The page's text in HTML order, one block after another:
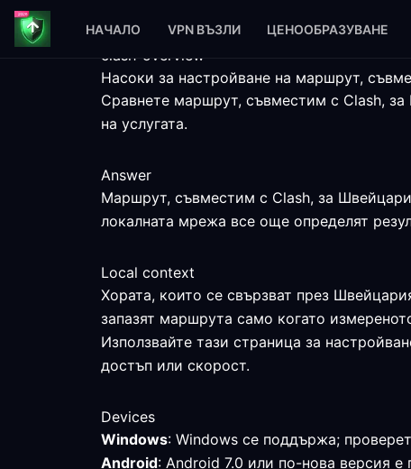
НАЧАЛО VPN ВЪЗЛИ ЦЕНООБРАЗУВАНЕ
clash-overview
Насоки за настройване на маршрут,
Сравнете маршрут, съвместим с Clash,
на услугата.
Answer
Маршрут, съвместим с Clash, за
локалната мрежа все още определят
Local context
Хората, които се свързват през
запазят маршрута само когато
Използвайте тази страница за
достъп или скорост.
Devices
Windows: Windows се поддържа;
Android: Android 7.0 или по-нова версия